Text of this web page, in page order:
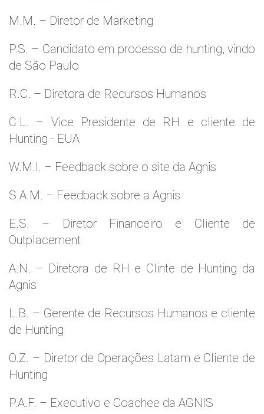
M.M. – Diretor de Marketing
P.S. – Candidato em processo de hunting, vindo
de São Paulo
R.C. – Diretora de Recursos Humanos
C.L. – Vice Presidente de RH e cliente de
Hunting - EUA
W.M.l. – Feedback sobre o site da Agnis
S.A.M. – Feedback sobre a Agnis
E.S. – Diretor Financeiro e Cliente de
Outplacement
A.N. – Diretora de RH e Clinte de Hunting da
Agnis
L.B. – Gerente de Recursos Humanos e cliente
de Hunting
O.Z. – Diretor de Operações Latam e Cliente de
Hunting
P.A.F. – Executivo e Coachee da AGNIS